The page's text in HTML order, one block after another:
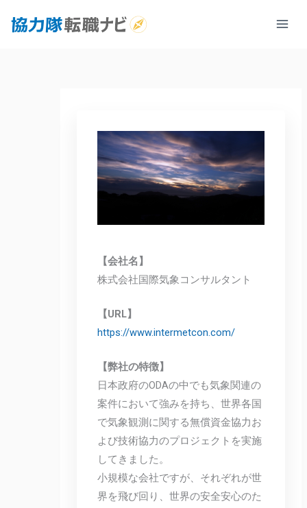
【会社名】
株式会社国際気象コンサルタント
【URL】
https://www.intermetcon.com/
【弊社の特徴】
日本政府のODAの中でも気象関連の
案件において強みを持ち、世界各国
で気象観測に関する無償資金協力お
よび技術協力のプロジェクトを実施
してきました。
小規模な会社ですが、それぞれが世
界を飛び回り、世界の安全安心のた